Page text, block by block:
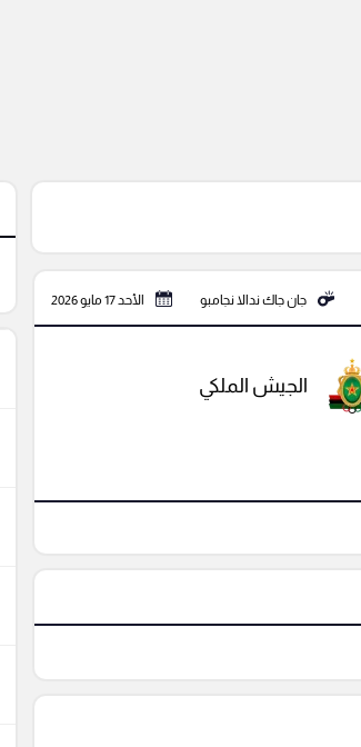
جان جاك ندالا نجامبو الأحد 17 مايو 2026
الجيش الملكي